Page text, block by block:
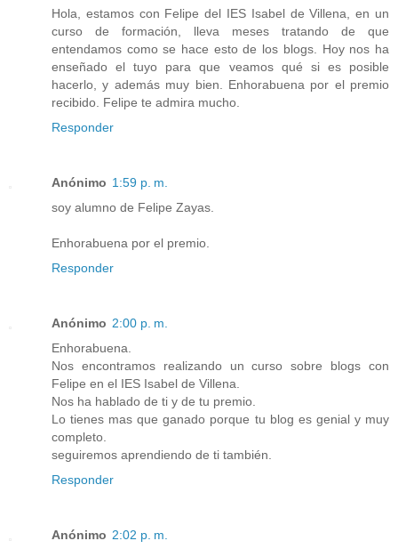
Hola, estamos con Felipe del IES Isabel de Villena, en un
curso de formación, lleva meses tratando de que
entendamos como se hace esto de los blogs. Hoy nos ha
enseñado el tuyo para que veamos qué si es posible
hacerlo, y además muy bien. Enhorabuena por el premio
recibido. Felipe te admira mucho.
Responder
Anónimo 1:59 p. m.
soy alumno de Felipe Zayas.
Enhorabuena por el premio.
Responder
Anónimo 2:00 p. m.
Enhorabuena.
Nos encontramos realizando un curso sobre blogs con
Felipe en el IES Isabel de Villena.
Nos ha hablado de ti y de tu premio.
Lo tienes mas que ganado porque tu blog es genial y muy
completo.
seguiremos aprendiendo de ti también.
Responder
Anónimo 2:02 p. m.